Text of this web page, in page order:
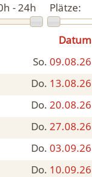
- 24h Plätze:
Datum
So. 09.08.26
Do. 13.08.26
Do. 20.08.26
Do. 27.08.26
Do. 03.09.26
Do. 10.09.26